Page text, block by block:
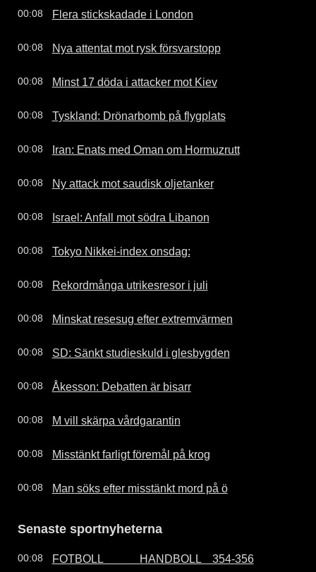
00:08 Flera stickskadade i London
00:08 Nya attentat mot rysk försvarstopp
00:08 Minst 17 döda i attacker mot Kiev
00:08 Tyskland: Drönarbomb på flygplats
00:08 Iran: Enats med Oman om Hormuzrutt
00:08 Ny attack mot saudisk oljetanker
00:08 Israel: Anfall mot södra Libanon
00:08 Tokyo Nikkei-index onsdag:
00:08 Rekordmånga utrikesresor i juli
00:08 Minskat resesug efter extremvärmen
00:08 SD: Sänkt studieskuld i glesbygden
00:08 Åkesson: Debatten är bisarr
00:08 M vill skärpa vårdgarantin
00:08 Misstänkt farligt föremål på krog
00:08 Man söks efter misstänkt mord på ö
Senaste sportnyheterna
00:08 FOTBOLL             HANDBOLL    354-356